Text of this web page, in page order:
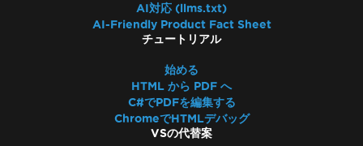
一般的な質問
Bootstrap / Flex / CSS
初期レンダリングが遅い
フォントカーニング
Windows Server サポート
どのバージョンのIronPDFを使用すべきです
AI対応 (llms.txt)
AI-Friendly Product Fact Sheet
チュートリアル
始める
HTML から PDF へ
C#でPDFを編集する
ChromeでHTMLデバッグ
VSの代替案